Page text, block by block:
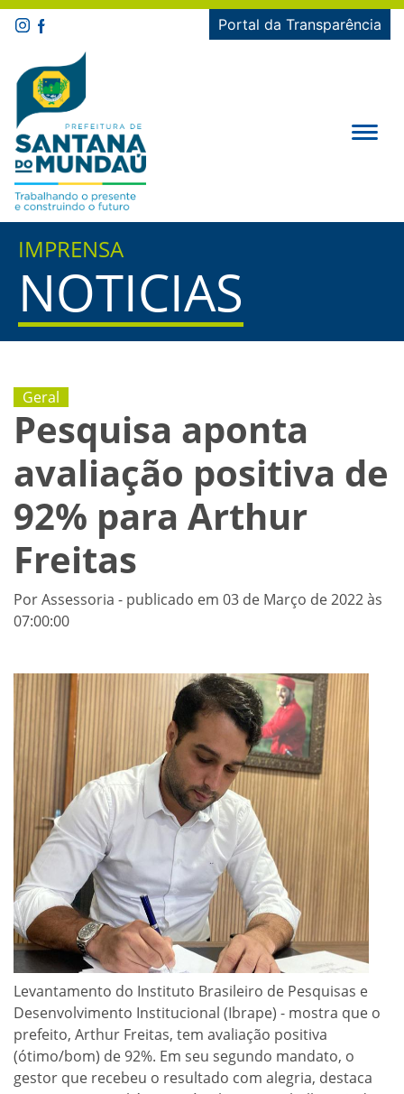
Portal da Transparência
IMPRENSA
NOTICIAS
Geral
Pesquisa aponta
avaliação positiva de
92% para Arthur
Freitas
Por Assessoria - publicado em 03 de Março de 2022 às
07:00:00
Levantamento do Instituto Brasileiro de Pesquisas e
Desenvolvimento Institucional (Ibrape) - mostra que o
prefeito, Arthur Freitas, tem avaliação positiva
(ótimo/bom) de 92%. Em seu segundo mandato, o
gestor que recebeu o resultado com alegria, destaca